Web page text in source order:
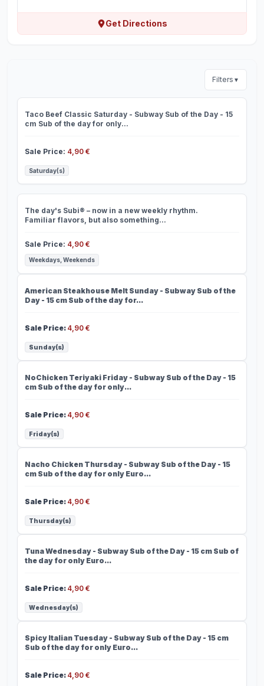
Get Directions
Filters ▼
Taco Beef Classic Saturday - Subway Sub of the Day - 15
cm Sub of the day for only...
Sale Price: 4,90 €
Saturday(s)
Saver Subit
The day's Subi® – now in a new weekly rhythm.
Familiar flavors, but also something...
Sale Price: 4,90 €
Weekdays, Weekends
American Steakhouse Melt
American Steakhouse Melt Sunday - Subway Sub of the
Day - 15 cm Sub of the day for...
Sale Price: 4,90 €
Sunday(s)
NoChicken Teriyaki
NoChicken Teriyaki Friday - Subway Sub of the Day - 15
cm Sub of the day for only...
Sale Price: 4,90 €
Friday(s)
Nacho Chicken
Nacho Chicken Thursday - Subway Sub of the Day - 15
cm Sub of the day for only Euro...
Sale Price: 4,90 €
Thursday(s)
Tuna
Tuna Wednesday - Subway Sub of the Day - 15 cm Sub of
the day for only Euro...
Sale Price: 4,90 €
Wednesday(s)
Spicy Italian
Spicy Italian Tuesday - Subway Sub of the Day - 15 cm
Sub of the day for only Euro...
Sale Price: 4,90 €